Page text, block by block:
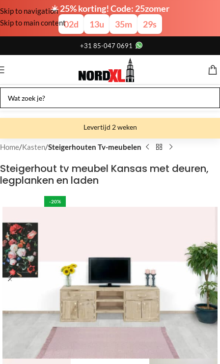
☀️ 25% korting! Code: 25zomer
02d 13u 35m 29s
Skip to navigation
Skip to main content
+31 85-047 0691
Levertijd 2 weken
Gratis verzending
Gratis afhalen
Showroom bij fabriek
Home Kasten Steigerhouten Tv-meubelen
Steigerhout tv meubel Kansas met deuren,
legplanken en laden
-20%